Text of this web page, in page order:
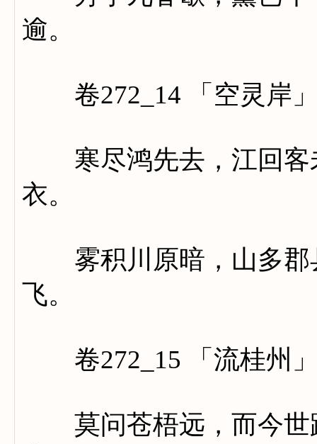
逾。
卷272_14 「空灵岸
寒尽鸿先去，江回客
衣。
雾积川原暗，山多郡
飞。
卷272_15 「流桂州
莫问苍梧远，而今世